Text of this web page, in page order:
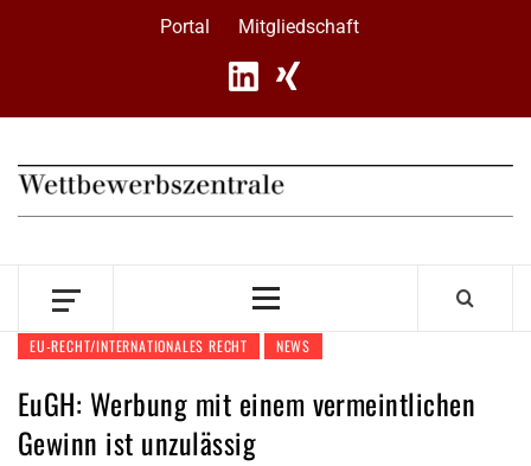
Portal Mitgliedschaft
Primary
EU-RECHT/INTERNATIONALES RECHT NEWS
EuGH: Werbung mit einem vermeintlichen
Gewinn ist unzulässig